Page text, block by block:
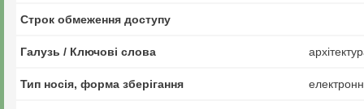
Строк обмеження доступу
Галузь / Ключові слова
Тип носія, форма зберігання